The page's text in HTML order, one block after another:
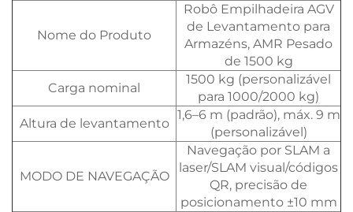
Nome do Produto
Robô Empilhadeira AGV
de Levantamento para
Armazéns, AMR Pesado
de 1500 kg
Carga nominal
1500 kg (personalizável
para 1000/2000 kg)
Altura de levantamento
1,6–6 m (padrão), máx. 9 m
(personalizável)
MODO DE NAVEGAÇÃO
Navegação por SLAM a
laser/SLAM visual/códigos
QR, precisão de
posicionamento ±10 mm